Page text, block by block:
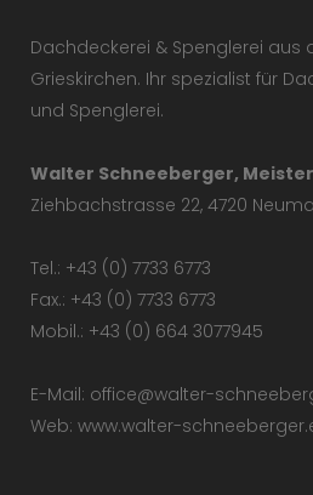
Dachdeckerei & Spenglerei aus
Grieskirchen. Ihr spezialist für
und Spenglerei.
Walter Schneeberger,
Ziehbachstrasse 22, 4720
Tel.: +43 (0) 7733 6773
Fax.: +43 (0) 7733 6773
Mobil.: +43 (0) 664 3077945
E-Mail: office@walter-
Web: www.walter-